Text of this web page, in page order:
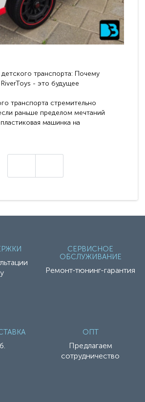
транспорта: Почему
- это будущее
транспорта стремительно
раньше пределом мечтаний
машинка на
СЕРВИСНОЕ
ОБСЛУЖИВАНИЕ
Ремонт-тюнинг-гарантия
ОПТ
Предлагаем
сотрудничество